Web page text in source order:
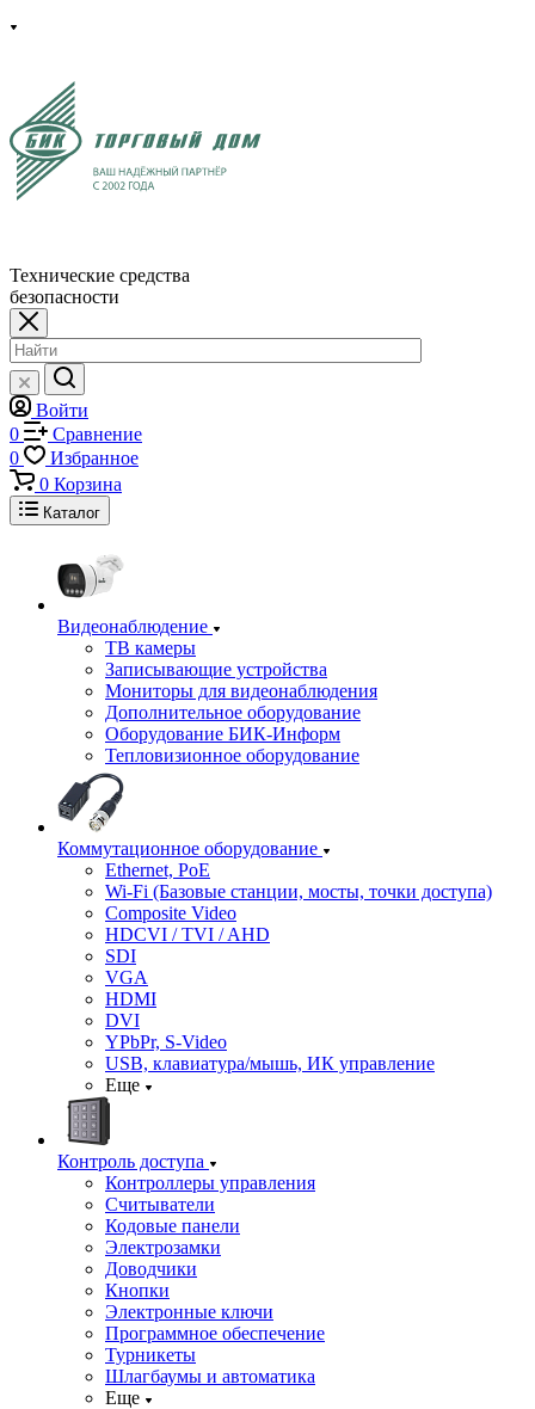
Технические средства
безопасности
Войти
0
Сравнение
0
Избранное
0 Корзина
Каталог
Видеонаблюдение
ТВ камеры
Записывающие устройства
Мониторы для видеонаблюдения
Дополнительное оборудование
Оборудование БИК-Информ
Тепловизионное оборудование
Коммутационное оборудование
Ethernet, PoE
Wi-Fi (Базовые станции, мосты, точки доступа)
Composite Video
HDCVI / TVI / AHD
SDI
VGA
HDMI
DVI
YPbPr, S-Video
USB, клавиатура/мышь, ИК управление
Еще
Контроль доступа
Контроллеры управления
Считыватели
Кодовые панели
Электрозамки
Доводчики
Кнопки
Электронные ключи
Программное обеспечение
Турникеты
Шлагбаумы и автоматика
Еще